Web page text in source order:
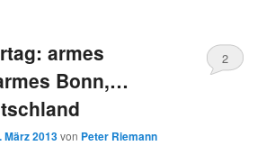
armes
Bonn,…
März 2013von Peter Riemann
2